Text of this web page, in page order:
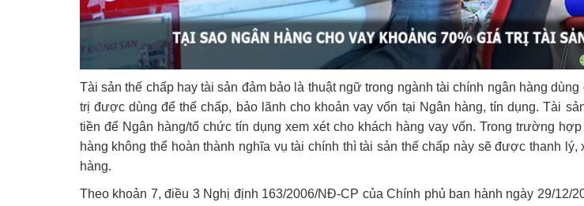
Tài sản thế chấp hay tài sản đảm bảo là thuật ngữ trong ngành tài chính ngân hàng
trị được dùng để thế chấp, bảo lãnh cho khoản vay vốn tại Ngân hàng, tín dụng. Tài
tiền để Ngân hàng/tổ chức tín dụng xem xét cho khách hàng vay vốn. Trong trường
hàng không thể hoàn thành nghĩa vụ tài chính thì tài sản thế chấp này sẽ được thanh
hàng.
Theo khoản 7, điều 3 Nghị định 163/2006/NĐ-CP của Chính phủ ban hành ngày 29/12/